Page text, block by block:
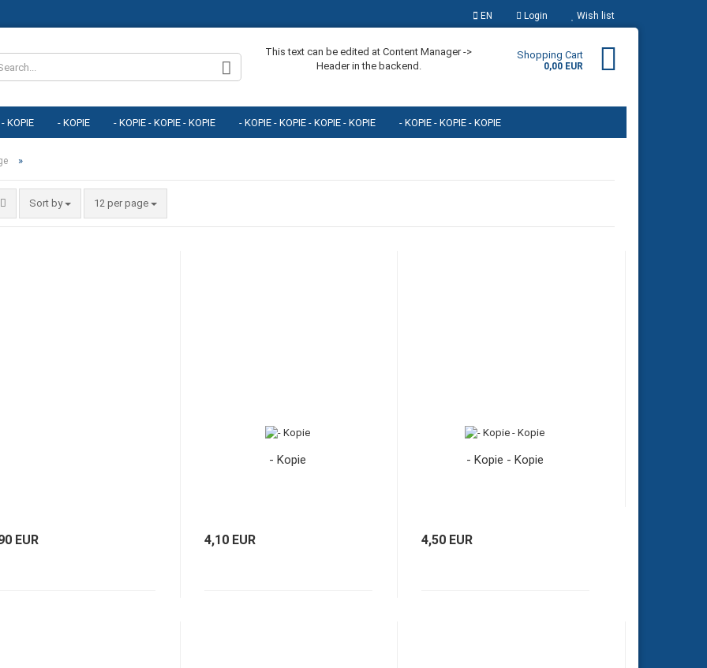
EN
Change language
Login Wish list
This text can be edited at Content Manager ->
Header in the backend.
Shopping Cart
0,00 EUR
KOPIE - KOPIE - KOPIE - KOPIE - KOPIE - KOPIE - KOPIE - KOPIE - KOPIE - KOPIE - KOPIE - KOPIE
- KOPIE - KOPIE - KOPIE - KOPIE - KOPIE - KOPIE - KOPIE - KOPIE
»
Sort by 12 per page
EUR
- Kopie
4,10 EUR
- Kopie - Kopie
4,50 EUR